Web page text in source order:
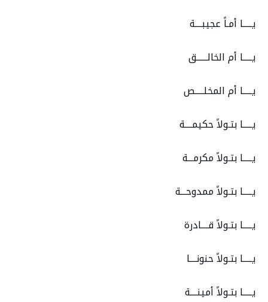
يـــــا أمـاً عجيبــــة
يـــــا أم الخالــــــق
يـــــا أم المخلـــــص
يـــــا بتـولاً حكيمــــة
يـــــا بتـولاً مكرمـــة
يـــــا بتـولاً ممدوحـــة
يـــــا بتـولاً قــــادرة
يـــــا بتـولاً حنونــــا
يـــــا بتـولاً أمينــــة